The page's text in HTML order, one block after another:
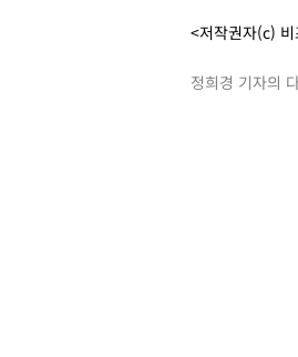
<저작권자(c)
정희경 기자의